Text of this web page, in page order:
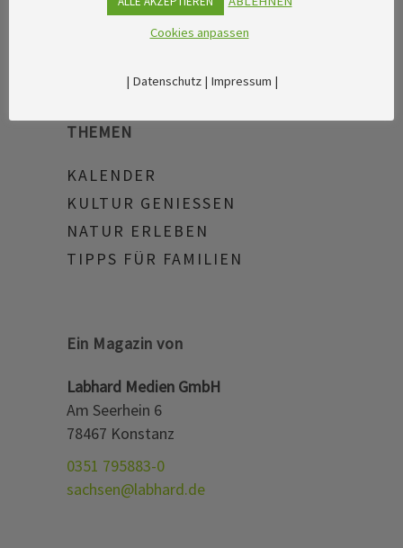
THEMEN
KALENDER
KULTUR GENIESSEN
NATUR ERLEBEN
TIPPS FÜR FAMILIEN
Ein Magazin von
Labhard Medien GmbH
Am Seerhein 6
78467 Konstanz
0351 795883-0
sachsen@labhard.de
Cookies anpassen
| Datenschutz| Impressum |